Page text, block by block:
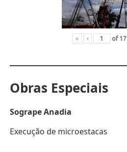
« ‹ of 17
Obras Especiais
Sogrape Anadia
Execução de microestacas